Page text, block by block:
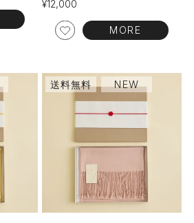
¥12,000
MORE
送料無料 NEW